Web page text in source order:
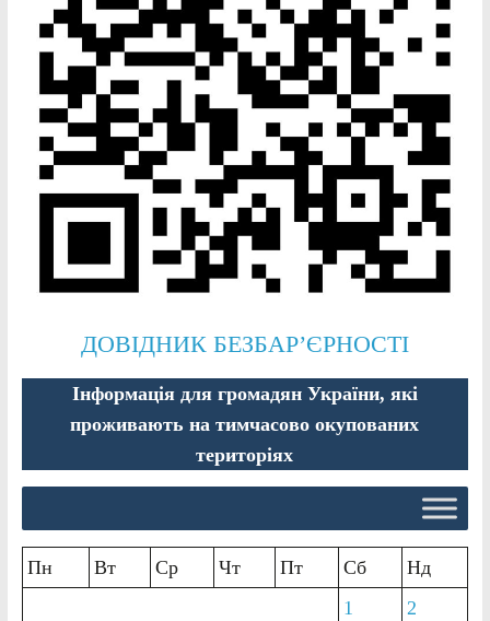
ДОВІДНИК БЕЗБАР’ЄРНОСТІ
Інформація для громадян України, які
проживають на тимчасово окупованих
територіях
Пн Вт Ср Чт Пт Сб
Нд
1
2